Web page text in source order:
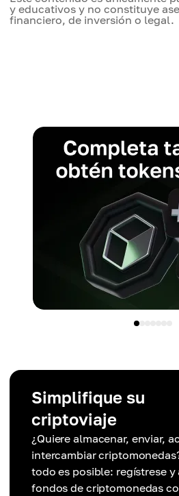
y educativos y no constituye
financiero, de inversión o legal.
Simplifique su
criptoviaje
¿Quiere almacenar, enviar,
intercambiar
todo es posible: regístrese y
fondos de criptomonedas